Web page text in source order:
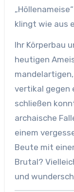
klingt wie aus
Ihr Körperbau
heutigen
vertikal gegen
schließen
archaische
einem
Beute mit
Brutal?
und